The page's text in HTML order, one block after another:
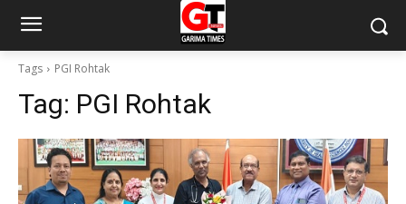
Tags PGI Rohtak
Tag: PGI Rohtak